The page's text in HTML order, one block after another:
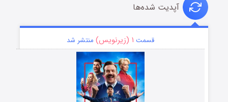
آپدیت شده‌ها
قسمت ۱ (زیرنویس) منتشر شد